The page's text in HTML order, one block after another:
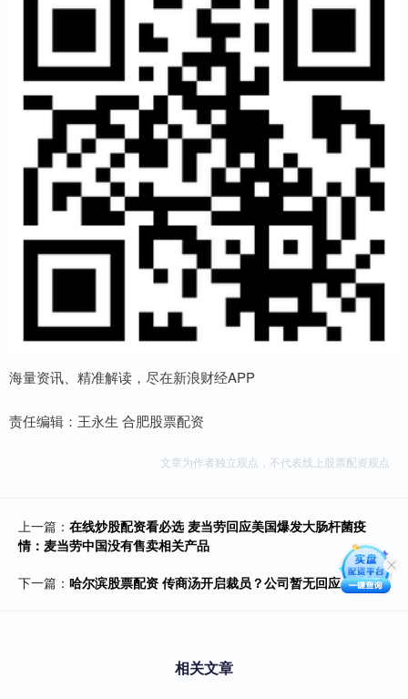
海量资讯、精准解读，尽在新浪财经APP
责任编辑：王永生 合肥股票配资
文章为作者独立观点，不代表线上股票配资观点
上一篇： 在线炒股配资看必选 麦当劳回应美国爆发大肠杆菌疫
情：麦当劳中国没有售卖相关产品
下一篇： 哈尔滨股票配资 传商汤开启裁员？公司暂无回应
相关文章